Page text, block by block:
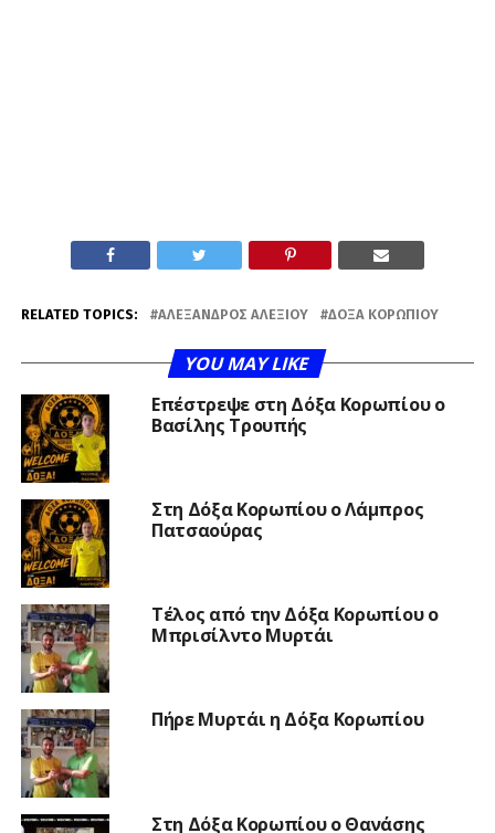
RELATED TOPICS: ΑΛΈΞΑΝΔΡΟΣ ΑΛΕΞΊΟΥ ΔΌΞΑ ΚΟΡΩΠΊΟΥ
YOU MAY LIKE
Επέστρεψε στη Δόξα Κορωπίου ο
Βασίλης Τρουπής
Στη Δόξα Κορωπίου ο Λάμπρος
Πατσαούρας
Τέλος από την Δόξα Κορωπίου ο
Μπρισίλντο Μυρτάι
Πήρε Μυρτάι η Δόξα Κορωπίου
Στη Δόξα Κορωπίου ο Θανάσης